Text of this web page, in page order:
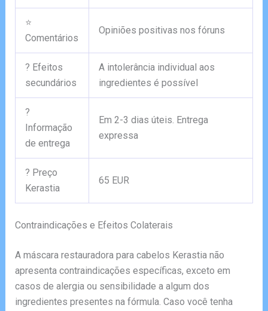
⭐
Comentários
Opiniões positivas nos fóruns
? Efeitos
secundários
A intolerância individual aos
ingredientes é possível
?
Informação
de entrega
Em 2-3 dias úteis. Entrega
expressa
? Preço
Kerastia
65 EUR
Contraindicações e Efeitos Colaterais
A máscara restauradora para cabelos Kerastia não
apresenta contraindicações específicas, exceto em
casos de alergia ou sensibilidade a algum dos
ingredientes presentes na fórmula. Caso você tenha